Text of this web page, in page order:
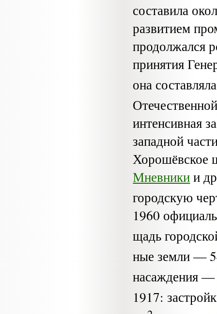
составила
развитием
продолжался
принятия
она
интен­сивная
западной
Хорошёвское
Мневникии
городскую
1960
щадь
ные земли —
насаждения
1917: